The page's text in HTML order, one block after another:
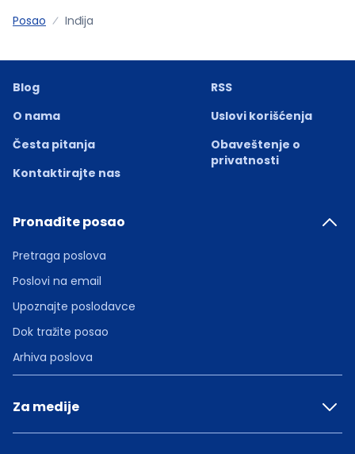
Posao Inđija
Blog
O nama
Česta pitanja
Kontaktirajte nas
RSS
Uslovi korišćenja
Obaveštenje o
privatnosti
Pronađite posao
Pretraga poslova
Poslovi na email
Upoznajte poslodavce
Dok tražite posao
Arhiva poslova
Za medije